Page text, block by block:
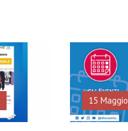
15